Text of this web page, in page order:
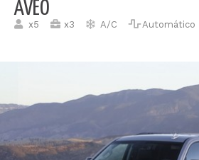
AVEO
x5 x3 A/C Automático